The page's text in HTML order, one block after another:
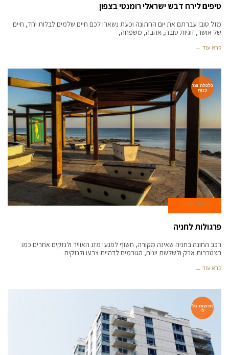
טיפים לירח דבש ישראלי רומנטי בצפון
מזל טוב! עברתם את יום החתונה וכעת נשארו לכם חיים שלמים לבלות יחד, חיים
של אושר, זוגיות טובה, אהבה, משפחה,
קרא עוד ←
כלכלה וצר
כנות
1 בינואר 2018
פרגולות לחניה
רכב החונה בחניה שאינה מקורה, חשוף לפגעי מזג האוויר ולנזקים אחרים כמו
הצטברות אבק ולשלשת יונים, הגורמים לדהיית צבעו ולנזקים
קרא עוד ←
חדשות כל
לי